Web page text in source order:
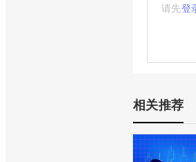
请先登
相关推荐